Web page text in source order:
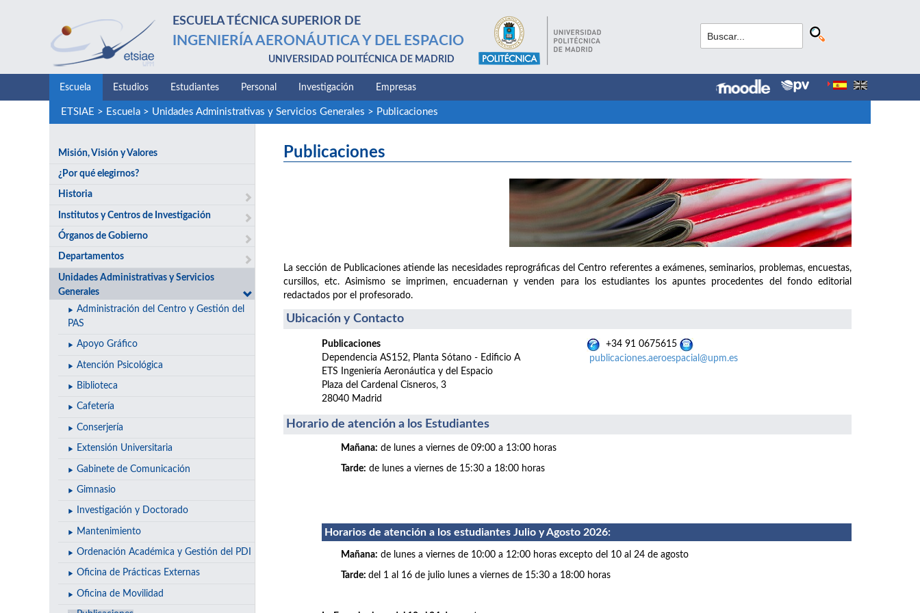
ESCUELA TÉCNICA SUPERIOR DE
INGENIERÍA AERONÁUTICA Y DEL ESPACIO
UNIVERSIDAD POLITÉCNICA DE MADRID
Escuela Estudios Estudiantes Personal Investigación Empresas
ETSIAE > Escuela> Unidades Administrativas y Servicios Generales > Publicaciones
Misión, Visión y Valores
¿Por qué elegirnos?
Historia
Institutos y Centros de Investigación
Órganos de Gobierno
Departamentos
Unidades Administrativas y Servicios
Generales
Administración del Centro y Gestión del
PAS
Apoyo Gráfico
Atención Psicológica
Biblioteca
Cafetería
Conserjería
Extensión Universitaria
Gabinete de Comunicación
Gimnasio
Investigación y Doctorado
Mantenimiento
Ordenación Académica y Gestión del PDI
Oficina de Prácticas Externas
Oficina de Movilidad
Publicaciones
La sección de Publicaciones atiende las necesidades reprográficas del Centro referentes a exámenes, seminarios, problemas, encuestas,
cursillos, etc. Asimismo se imprimen, encuadernan y venden para los estudiantes los apuntes procedentes del fondo editorial
redactados por el profesorado.
Ubicación y Contacto
Publicaciones
Dependencia AS152, Planta Sótano - Edificio A
ETS Ingeniería Aeronáutica y del Espacio
Plaza del Cardenal Cisneros, 3
28040 Madrid
+34 91 0675615
publicaciones.aeroespacial@upm.es
Horario de atención a los Estudiantes
Mañana: de lunes a viernes de 09:00 a 13:00 horas
Tarde: de lunes a viernes de 15:30 a 18:00 horas
Horarios de atención a los estudiantes Julio y Agosto 2026:
Mañana: de lunes a viernes de 10:00 a 12:00 horas excepto del 10 al 24 de agosto
Tarde: del 1 al 16 de julio lunes a viernes de 15:30 a 18:00 horas